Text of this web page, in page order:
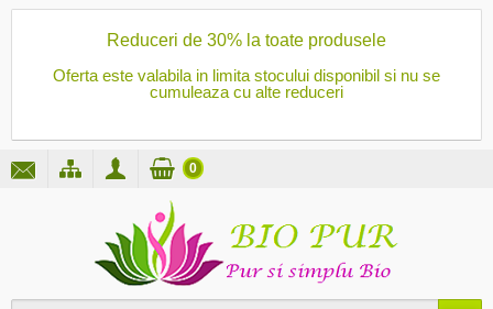
Reduceri de 30% la toate produsele
Oferta este valabila in limita stocului disponibil si nu se
cumuleaza cu alte reduceri
0